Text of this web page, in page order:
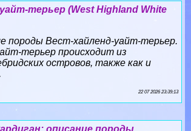
терьер (West Highland White
породы Вест-хайленд-уайт-терьер.
терьер происходит из
островов, также как и
22 07 2026 23:39:13